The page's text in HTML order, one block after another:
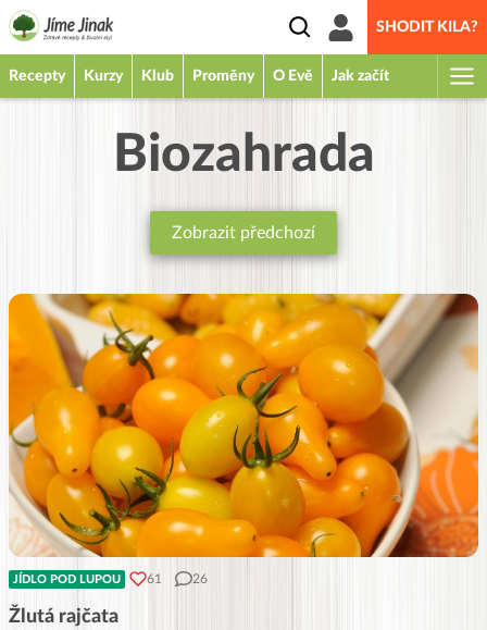
SHODIT KILA?
Recepty Kurzy Klub Proměny O Evě Jak začít
Biozahrada
Zobrazit předchozí
JÍDLO POD LUPOU 61 26
Žlutá rajčata